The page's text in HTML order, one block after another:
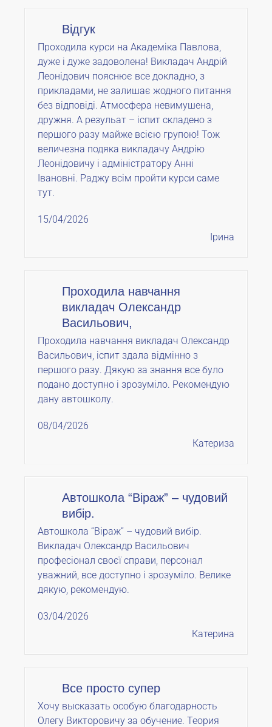
Відгук
Проходила курси на Академіка Павлова,
дуже і дуже задоволена! Викладач Андрій
Леонідович пояснює все докладно, з
прикладами, не залишає жодного питання
без відповіді. Атмосфера невимушена,
дружня. А резульат – іспит складено з
першого разу майже всією групою! Тож
величезна подяка викладачу Андрію
Леонідовичу і адміністратору Анні
Івановні. Раджу всім пройти курси саме
тут.
15/04/2026
Ірина
Проходила навчання
викладач Олександр
Васильович,
Проходила навчання викладач Олександр
Васильович, іспит здала відмінно з
першого разу. Дякую за знання все було
подано доступно і зрозуміло. Рекомендую
дану автошколу.
08/04/2026
Катериза
Автошкола “Віраж” – чудовий
вибір.
Автошкола “Віраж” – чудовий вибір.
Викладач Олександр Васильович
професіонал своєї справи, персонал
уважний, все доступно і зрозуміло. Велике
дякую, рекомендую.
03/04/2026
Катерина
Все просто супер
Хочу высказать особую благодарность
Олегу Викторовичу за обучение. Теория